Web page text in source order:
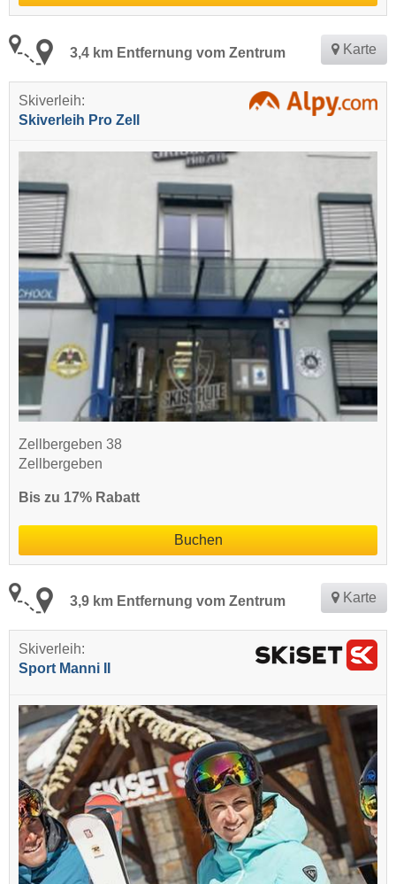
3,4 km Entfernung vom Zentrum Karte
Skiverleih:
Skiverleih Pro Zell
Zellbergeben 38
Zellbergeben
Bis zu 17% Rabatt
Buchen
3,9 km Entfernung vom Zentrum Karte
Skiverleih:
Sport Manni II